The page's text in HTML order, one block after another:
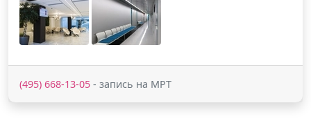
(495) 668-13-05 - запись на МРТ